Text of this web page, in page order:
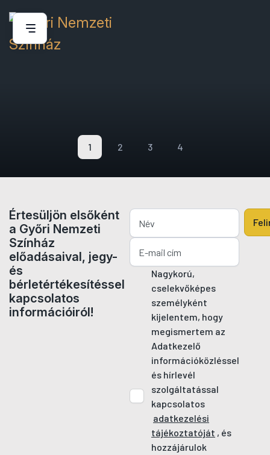
1 2 3 4
Értesüljön elsőként
a Győri Nemzeti
Színház
előadásaival, jegy-
és
bérletértékesítéssel
kapcsolatos
információiról!
Nagykorú,
cselekvőképes
személyként
kijelentem, hogy
megismertem az
Adatkezelő
információközléssel
és hírlevél
szolgáltatással
kapcsolatos
adatkezelési
tájékoztatóját , és
hozzájárulok